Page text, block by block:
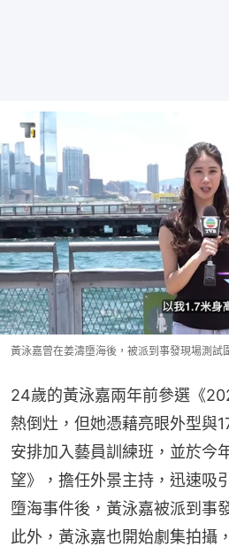
黃泳嘉曾在姜濤墮海後，被派到事發現場測試
24歲的黃泳嘉兩年前參選《
熱倒灶，但她憑藉亮眼外型與
安排加入藝員訓練班，並於今
望》，擔任外景主持，迅速吸
墮海事件後，黃泳嘉被派到事
此外，黃泳嘉也開始劇集拍攝